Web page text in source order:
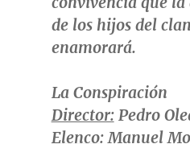
de los hijos del
enamorará.
La Conspiración
Director:Pedro
Elenco: Manuel